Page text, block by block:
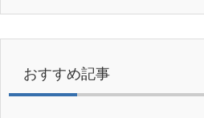
おすすめ記事